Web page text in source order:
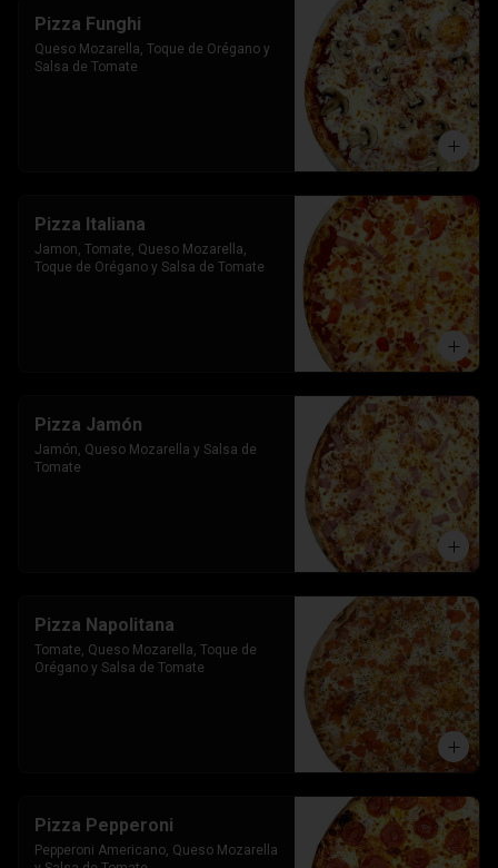
Pizza Funghi
Queso Mozarella, Toque de Orégano y
Salsa de Tomate
Pizza Italiana
Jamon, Tomate, Queso Mozarella,
Toque de Orégano y Salsa de Tomate
Pizza Jamón
Jamón, Queso Mozarella y Salsa de
Tomate
Pizza Napolitana
Tomate, Queso Mozarella, Toque de
Orégano y Salsa de Tomate
Pizza Pepperoni
Pepperoni Americano, Queso Mozarella